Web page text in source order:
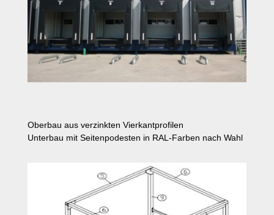
Oberbau aus verzinkten Vierkantprofilen
Unterbau mit Seitenpodesten in RAL-Farben nach Wahl